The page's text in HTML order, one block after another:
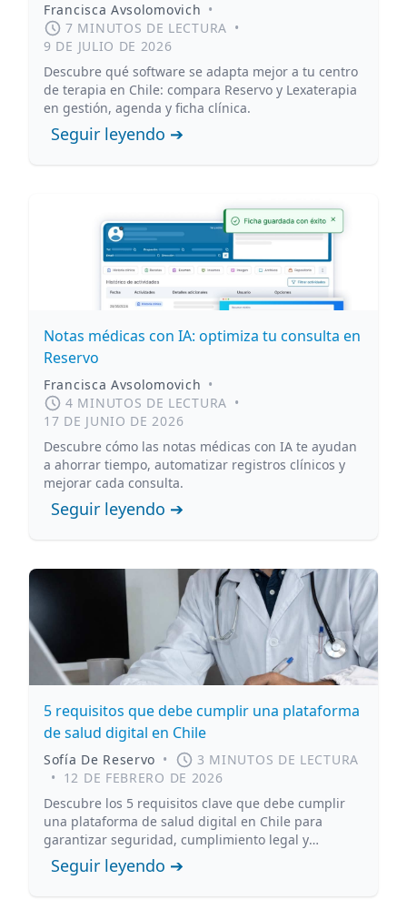
Francisca Avsolomovich •
7 MINUTOS DE LECTURA •
9 DE JULIO DE 2026
Descubre qué software se adapta mejor a tu centro
de terapia en Chile: compara Reservo y Lexaterapia
en gestión, agenda y ficha clínica.
Seguir leyendo ➔
Notas médicas con IA: optimiza tu consulta en
Reservo
Francisca Avsolomovich •
4 MINUTOS DE LECTURA •
17 DE JUNIO DE 2026
Descubre cómo las notas médicas con IA te ayudan
a ahorrar tiempo, automatizar registros clínicos y
mejorar cada consulta.
Seguir leyendo ➔
5 requisitos que debe cumplir una plataforma
de salud digital en Chile
Sofía De Reservo •
3 MINUTOS DE LECTURA
• 12 DE FEBRERO DE 2026
Descubre los 5 requisitos clave que debe cumplir
una plataforma de salud digital en Chile para
garantizar seguridad, cumplimiento legal y
protección de datos clínicos.
Seguir leyendo ➔